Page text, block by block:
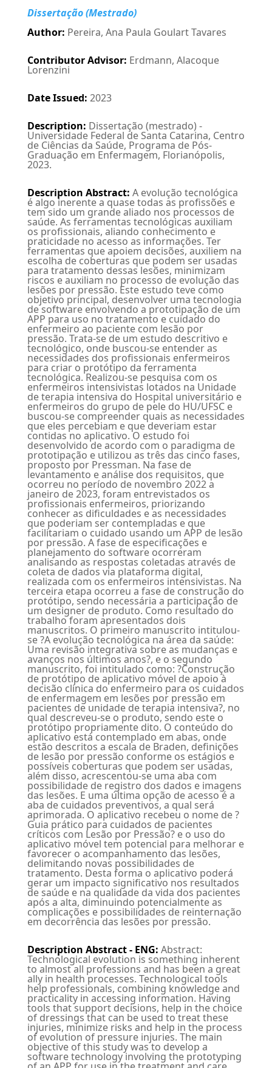
Dissertação (Mestrado)
Author: Pereira, Ana Paula Goulart Tavares
Contributor Advisor: Erdmann, Alacoque
Lorenzini
Date Issued: 2023
Description: Dissertação (mestrado) -
Universidade Federal de Santa Catarina, Centro
de Ciências da Saúde, Programa de Pós-
Graduação em Enfermagem, Florianópolis,
2023.
Description Abstract: A evolução tecnológica
é algo inerente a quase todas as profissões e
tem sido um grande aliado nos processos de
saúde. As ferramentas tecnológicas auxiliam
os profissionais, aliando conhecimento e
praticidade no acesso as informações. Ter
ferramentas que apoiem decisões, auxiliem na
escolha de coberturas que podem ser usadas
para tratamento dessas lesões, minimizam
riscos e auxiliam no processo de evolução das
lesões por pressão. Este estudo teve como
objetivo principal, desenvolver uma tecnologia
de software envolvendo a prototipação de um
APP para uso no tratamento e cuidado do
enfermeiro ao paciente com lesão por
pressão. Trata-se de um estudo descritivo e
tecnológico, onde buscou-se entender as
necessidades dos profissionais enfermeiros
para criar o protótipo da ferramenta
tecnológica. Realizou-se pesquisa com os
enfermeiros intensivistas lotados na Unidade
de terapia intensiva do Hospital universitário e
enfermeiros do grupo de pele do HU/UFSC e
buscou-se compreender quais as necessidades
que eles percebiam e que deveriam estar
contidas no aplicativo. O estudo foi
desenvolvido de acordo com o paradigma de
prototipação e utilizou as três das cinco fases,
proposto por Pressman. Na fase de
levantamento e análise dos requisitos, que
ocorreu no período de novembro 2022 a
janeiro de 2023, foram entrevistados os
profissionais enfermeiros, priorizando
conhecer as dificuldades e as necessidades
que poderiam ser contempladas e que
facilitariam o cuidado usando um APP de lesão
por pressão. A fase de especificações e
planejamento do software ocorreram
analisando as respostas coletadas através de
coleta de dados via plataforma digital,
realizada com os enfermeiros intensivistas. Na
terceira etapa ocorreu a fase de construção do
protótipo, sendo necessária a participação de
um designer de produto. Como resultado do
trabalho foram apresentados dois
manuscritos. O primeiro manuscrito intitulou-
se ?A evolução tecnológica na área da saúde:
Uma revisão integrativa sobre as mudanças e
avanços nos últimos anos?, e o segundo
manuscrito, foi intitulado como: ?Construção
de protótipo de aplicativo móvel de apoio à
decisão clínica do enfermeiro para os cuidados
de enfermagem em lesões por pressão em
pacientes de unidade de terapia intensiva?, no
qual descreveu-se o produto, sendo este o
protótipo propriamente dito. O conteúdo do
aplicativo está contemplado em abas, onde
estão descritos a escala de Braden, definições
de lesão por pressão conforme os estágios e
possíveis coberturas que podem ser usadas,
além disso, acrescentou-se uma aba com
possibilidade de registro dos dados e imagens
das lesões. E uma última opção de acesso é a
aba de cuidados preventivos, a qual será
aprimorada. O aplicativo recebeu o nome de ?
Guia prático para cuidados de pacientes
críticos com Lesão por Pressão? e o uso do
aplicativo móvel tem potencial para melhorar e
favorecer o acompanhamento das lesões,
delimitando novas possibilidades de
tratamento. Desta forma o aplicativo poderá
gerar um impacto significativo nos resultados
de saúde e na qualidade da vida dos pacientes
após a alta, diminuindo potencialmente as
complicações e possibilidades de reinternação
em decorrência das lesões por pressão.
Description Abstract - ENG: Abstract:
Technological evolution is something inherent
to almost all professions and has been a great
ally in health processes. Technological tools
help professionals, combining knowledge and
practicality in accessing information. Having
tools that support decisions, help in the choice
of dressings that can be used to treat these
injuries, minimize risks and help in the process
of evolution of pressure injuries. The main
objective of this study was to develop a
software technology involving the prototyping